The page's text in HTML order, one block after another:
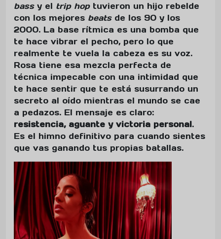
bassy el trip hoptuvieron un hijo rebelde
con los mejores beatsde los 90 y los
2000. La base rítmica es una bomba que
te hace vibrar el pecho, pero lo que
realmente te vuela la cabeza es su voz.
Rosa tiene esa mezcla perfecta de
técnica impecable con una intimidad que
te hace sentir que te está susurrando un
secreto al oído mientras el mundo se cae
a pedazos. El mensaje es claro:
resistencia, aguante y victoria personal.
Es el himno definitivo para cuando sientes
que vas ganando tus propias batallas.